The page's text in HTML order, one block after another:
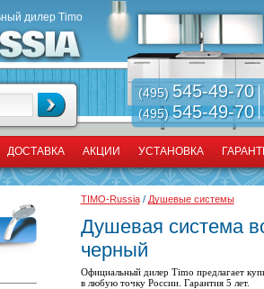
дилер Timo
(495) 545-49-70
(495)545-49-70
ДОСТАВКА АКЦИИ УСТАНОВКА
TIMO-Russia/ Душевые системы
Душевая система
черный
Официальный дилер Timo предлагает
в любую точку России. Гарантия 5 лет.